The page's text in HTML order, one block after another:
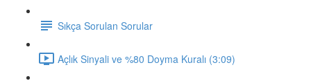
Sıkça Sorulan Sorular
Açlık Sinyali ve %80 Doyma Kuralı (3:09)